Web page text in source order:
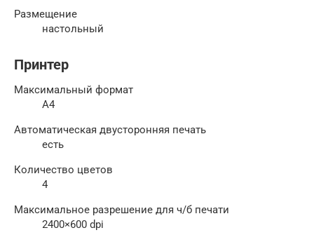
Размещение
настольный
Принтер
Максимальный формат
A4
Автоматическая двусторонняя печать
есть
Количество цветов
4
Максимальное разрешение для ч/б печати
2400×600 dpi